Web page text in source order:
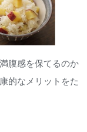
腹感を保てるのか
的なメリットをた